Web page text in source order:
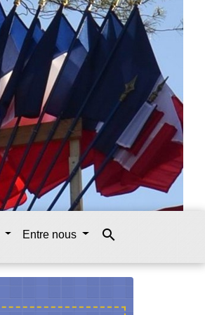
Entre nous search